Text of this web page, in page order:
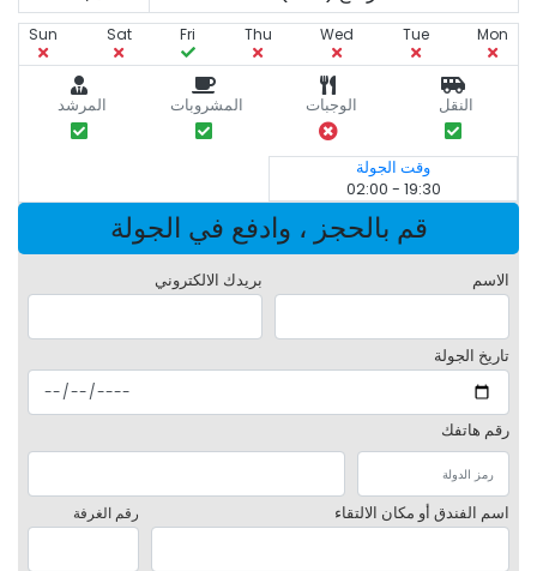
Mon
Tue
Wed
Thu
Fri
Sat
Sun
النقل الوجبات المشروبات المرشد
وقت الجولة
19:30 - 02:00
قم بالحجز ، وادفع في الجولة
الاسم بريدك الالكتروني
تاريخ الجولة
رقم هاتفك
اسم الفندق أو مكان الالتقاء رقم الغرفة